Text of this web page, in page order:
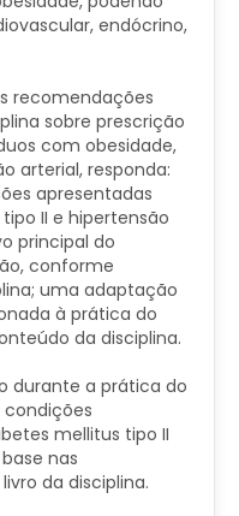
endócrino,
recomendações
sobre prescrição
com obesidade,
arterial, responda:
apresentadas
II e hipertensão
principal do
conforme
uma adaptação
à prática do
da disciplina.
durante a prática do
mellitus tipo II
nas
da disciplina.